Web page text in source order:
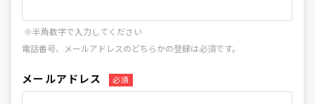
※半角数字で入力してください
電話番号、メールアドレスのどちらかの登録は必須です。
メールアドレス 必須